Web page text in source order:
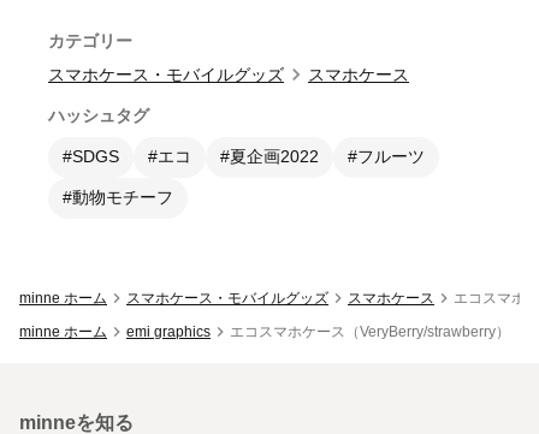
カテゴリー
スマホケース・モバイルグッズ
スマホケース
ハッシュタグ
#SDGS #エコ #夏企画2022 #フルーツ
#動物モチーフ
minne ホーム スマホケース・モバイルグッズ スマホケース
エコスマホ
minne ホーム
emi graphics エコスマホケース（VeryBerry/strawberry）
minneを知る